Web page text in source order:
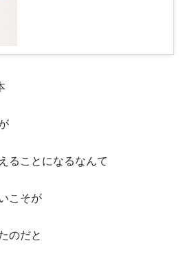
ることになるなんて
こそが
のだと